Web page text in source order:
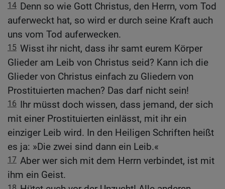
14 Denn so wie Gott Christus, den Herrn, vom Tod
auferweckt hat, so wird er durch seine Kraft auch
uns vom Tod auferwecken.
15 Wisst ihr nicht, dass ihr samt eurem Körper
Glieder am Leib von Christus seid? Kann ich die
Glieder von Christus einfach zu Gliedern von
Prostituierten machen? Das darf nicht sein!
16 Ihr müsst doch wissen, dass jemand, der sich
mit einer Prostituierten einlässt, mit ihr ein
einziger Leib wird. In den Heiligen Schriften heißt
es ja: »Die zwei sind dann ein Leib.«
17 Aber wer sich mit dem Herrn verbindet, ist mit
ihm ein Geist.